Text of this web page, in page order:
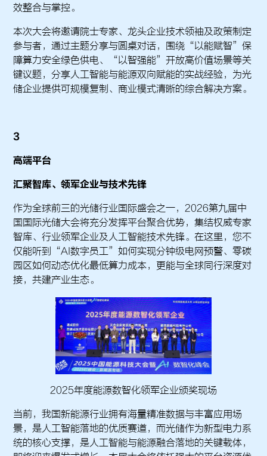
效整合与掌控。
本次大会将邀请院士专家、龙头企业技术领袖及政策制定
参与者，通过主题分享与圆桌对话，围绕“以能赋智”保
障算力安全绿色供电、“以智强能”开放高价值场景等关
键议题，分享人工智能与能源双向赋能的实战经验，为光
储企业提供可规模复制、商业模式清晰的综合解决方案。
3
高端平台
汇聚智库、领军企业与技术先锋
作为全球前三的光储行业国际盛会之一，2026第九届中
国国际光储大会将充分发挥平台聚合优势，集结权威专家
智库、行业领军企业及人工智能技术先锋。在这里，您不
仅能听到“AI数字员工”如何实现分钟级电网预警、零碳
园区如何动态优化最低算力成本，更能与全球同行深度对
接，共建产业生态。
2025年度能源数智化领军企业颁奖现场
当前，我国新能源行业拥有海量精准数据与丰富应用场
景，是人工智能落地的优质赛道，而光储作为新型电力系
统的核心支撑，是人工智能与能源融合落地的关键载体，